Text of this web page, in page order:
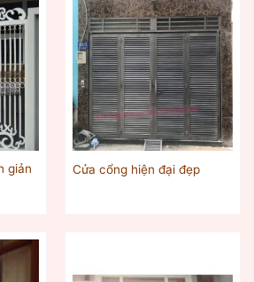
giản
Cửa cổng hiện đại đẹp